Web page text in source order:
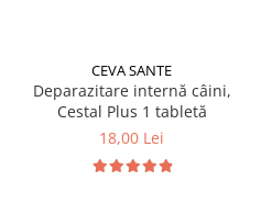
CEVA SANTE
Deparazitare internă câini,
Cestal Plus 1 tabletă
18,00 Lei